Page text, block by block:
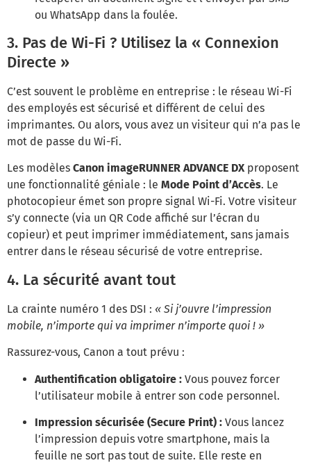
ou WhatsApp dans la foulée.
3. Pas de Wi-Fi ? Utilisez la « Connexion
Directe »
C’est souvent le problème en entreprise : le réseau Wi-Fi
des employés est sécurisé et différent de celui des
imprimantes. Ou alors, vous avez un visiteur qui n’a pas le
mot de passe du Wi-Fi.
Les modèles Canon imageRUNNER ADVANCE DXproposent
une fonctionnalité géniale : le Mode Point d’Accès. Le
photocopieur émet son propre signal Wi-Fi. Votre visiteur
s’y connecte (via un QR Code affiché sur l’écran du
copieur) et peut imprimer immédiatement, sans jamais
entrer dans le réseau sécurisé de votre entreprise.
4. La sécurité avant tout
La crainte numéro 1 des DSI : « Si j’ouvre l’impression
mobile, n’importe qui va imprimer n’importe quoi ! »
Rassurez-vous, Canon a tout prévu :
Authentification obligatoire : Vous pouvez forcer
l’utilisateur mobile à entrer son code personnel.
Impression sécurisée (Secure Print) : Vous lancez
l’impression depuis votre smartphone, mais la
feuille ne sort pas tout de suite. Elle reste en